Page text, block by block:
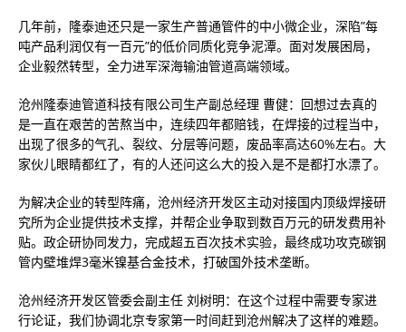
几年前，隆泰迪还只是一家生产普通管件的中小微企业，深陷”每
吨产品利润仅有一百元”的低价同质化竞争泥潭。面对发展困局，
企业毅然转型，全力进军深海输油管道高端领域。
沧州隆泰迪管道科技有限公司生产副总经理 曹健：回想过去真的
是一直在艰苦的苦熬当中，连续四年都赔钱，在焊接的过程当中，
出现了很多的气孔、裂纹、分层等问题，废品率高达60%左右。大
家伙儿眼睛都红了，有的人还问这么大的投入是不是都打水漂了。
为解决企业的转型阵痛，沧州经济开发区主动对接国内顶级焊接研
究所为企业提供技术支撑，并帮企业争取到数百万元的研发费用补
贴。政企研协同发力，完成超五百次技术实验，最终成功攻克碳钢
管内壁堆焊3毫米镍基合金技术，打破国外技术垄断。
沧州经济开发区管委会副主任 刘树明：在这个过程中需要专家进
行论证，我们协调北京专家第一时间赶到沧州解决了这样的难题。